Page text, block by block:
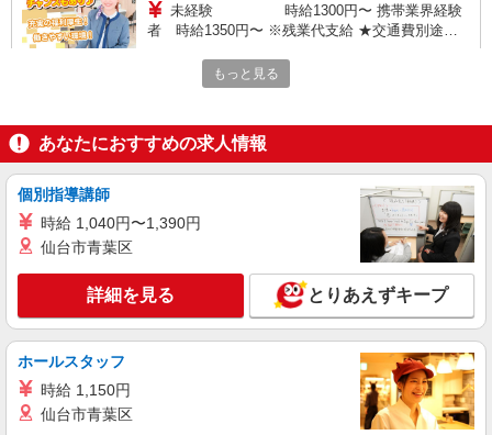
未経験 時給1300円〜 携帯業界経験
者 時給1350円〜 ※残業代支給 ★交通費別途支
○。・゜+゜ 入社祝い金10万円支給(規定有) お友達
を紹介頂くと, インセンティブ支給(規定有) ★月2
+゜・。○。・゜+゜
沖縄県中頭郡北谷町のauショップ
派遣社員
株式会社シエロ
未経験 時給1300円〜 携帯業界経験
者 時給1350円〜 ※残業代支給 ★交通費別途支
給（規定あり） ゜+゜・。○。・゜+゜・。
○。・゜+゜ 入社祝い金10万円支給(規定有) お友達
を紹介頂くと, インセンティブ支給(規定有) ★月2
回払い・週払い可能（規程有）★ ゜・。○。・゜
沖縄県北谷町のauショップ
キープ 詳細を見る
株式会社シエロ
携帯販売スタッフ【softbank】
もっと見る
あなたにおすすめの求人情報
個別指導講師
時給 1,040円〜1,390円
仙台市青葉区
詳細を見る とりあえずキープ
ホールスタッフ
時給 1,150円
仙台市青葉区